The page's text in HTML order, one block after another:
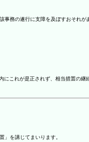
務の遂行に支障を及ぼすおそれが
これが是正されず、相当措置の
」を講じてまいります。